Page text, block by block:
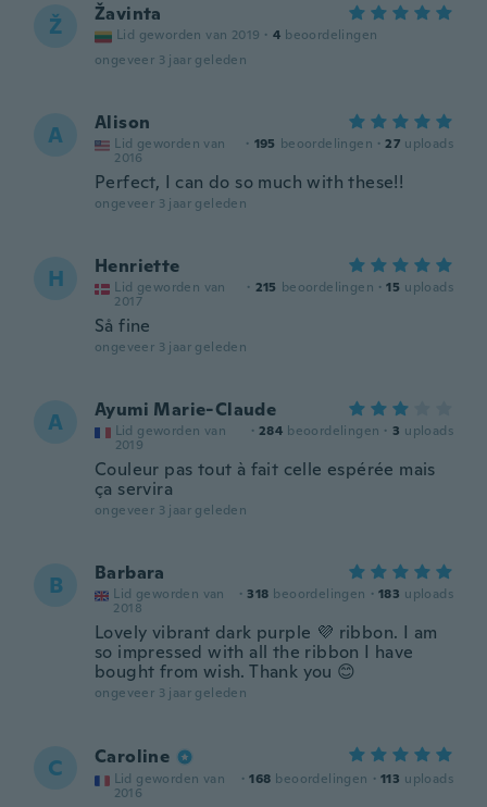
Ž Žavinta
Lid geworden van 2019 · 4 beoordelingen
ongeveer 3 jaar geleden
A Alison
Lid geworden van
2016
· 195 beoordelingen · 27 uploads
Perfect, I can do so much with these!!
ongeveer 3 jaar geleden
H Henriette
Lid geworden van
2017
· 215 beoordelingen · 15 uploads
Så fine
ongeveer 3 jaar geleden
A Ayumi Marie-Claude
Lid geworden van
2019
· 284 beoordelingen · 3 uploads
Couleur pas tout à fait celle espérée mais
ça servira
ongeveer 3 jaar geleden
B Barbara
Lid geworden van
2018
· 318 beoordelingen · 183 uploads
Lovely vibrant dark purple 💜 ribbon. I am
so impressed with all the ribbon I have
bought from wish. Thank you 😊
ongeveer 3 jaar geleden
C Caroline
Lid geworden van
2016
· 168 beoordelingen · 113 uploads